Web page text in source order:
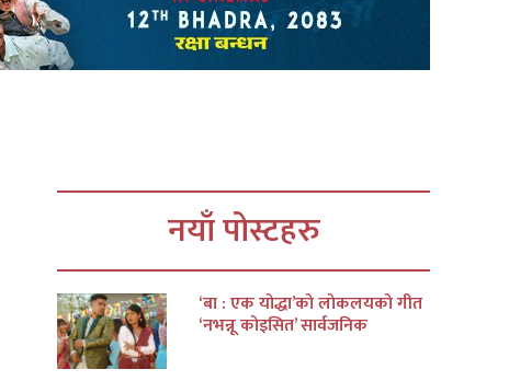
नयाँ पोस्टहरु
‘बा : एक योद्धा’को लोकलयको गीत
‘नभन्नू कोइसित’ सार्वजनिक